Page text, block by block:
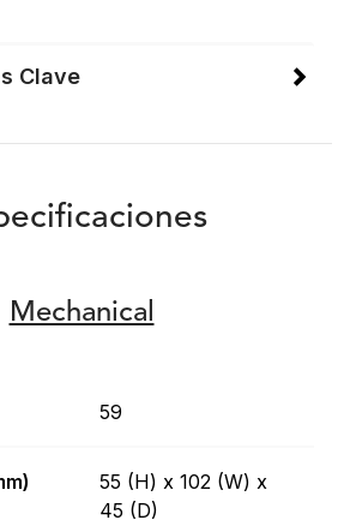
Clave
Mechanical
59
55 (H) x 102 (W) x
45 (D)